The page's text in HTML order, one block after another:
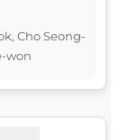
Cho Seong-
won